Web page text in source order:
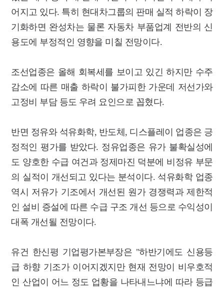
어지고 있다. 특히 현대차그룹의 판매 실적 하락이 장
기화하면 완성차는 물론 자동차 부품업계 전반의 신
용도에 부정적인 영향을 미칠 전망이다.
조선업종은 올해 회복세를 보이고 있긴 하지만 수주
감소에 따른 매출 하락이 불가피한 가운데 저선가와
고정비 부담 등도 우려 요인으로 꼽혔다.
반면 정유와 석유화학, 반도체, 디스플레이 업종은 긍
정적인 평가를 받았다. 정유업종은 유가 불확실성에
도 양호한 수급 여건과 정제마진 덕분에 비정유 부문
의 실적이 개선되고 있다는 분석이다. 석유화학 업종
역시 저유가 기조에서 개선된 원가 경쟁력과 제한적
인 설비 증설에 따른 수급 구조 개선 등으로 수익성이
대폭 개선될 전망이다.
유건 한신평 기업평가본부장은 "하반기에도 신용등
급 하향 기조가 이어지겠지만 현재 전망이 비우호적
인 산업이 어느 정도 업황을 나타내느냐에 따라 등급